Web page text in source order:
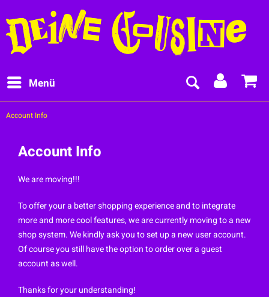
Menü
Account Info
Account Info
We are moving!!!
To offer your a better shopping experience and to integrate
more and more cool features, we are currently moving to a new
shop system. We kindly ask you to set up a new user account.
Of course you still have the option to order over a guest
account as well.
Thanks for your understanding!